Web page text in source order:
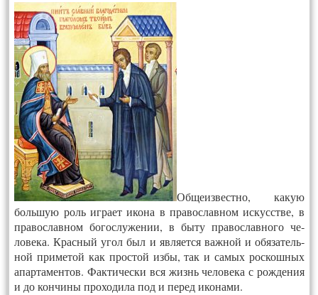
Об­ще­из­вест­но, ка­кую
боль­шую роль иг­ра­ет ико­на в пра­вос­лавном ис­кусс­тве, в
пра­вос­лавном бо­гос­лу­жении, в бы­ту пра­вос­лавно­го че­
лове­ка. Крас­ный угол был и яв­ля­ет­ся важ­ной и обя­затель­
ной при­метой как прос­той из­бы, так и са­мых рос­кошных
апар­та­мен­тов. Фак­ти­чес­ки вся жизнь че­лове­ка с рож­де­ния
и до кон­чи­ны про­ходи­ла под и пе­ред ико­нами.